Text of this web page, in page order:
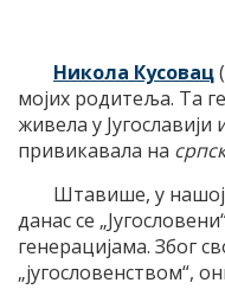
Никола Кусовац
мојих родитеља. Та
живела у
привикавала на
Штавише, у нашој
данас се
генерацијама. Због
„југословенством“,